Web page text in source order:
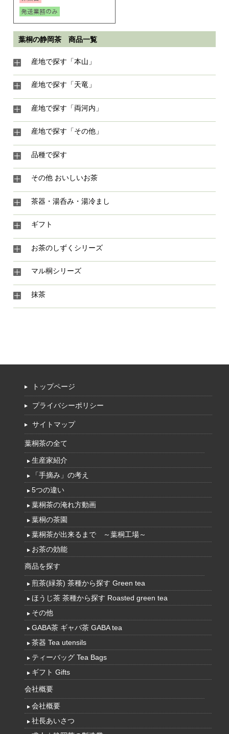
葉桐の静岡茶 商品一覧
産地で探す「本山」
産地で探す「天竜」
産地で探す「両河内」
産地で探す「その他」
品種で探す
その他 おいしいお茶
茶器・湯呑み・湯冷まし
ギフト
お茶のしずくシリーズ
マル桐シリーズ
抹茶
トップページ
プライバシーポリシー
サイトマップ
葉桐茶の全て
生産家紹介
「手摘み」の考え
5つの違い
葉桐茶の淹れ方動画
葉桐の茶園
葉桐茶が出来るまで ～葉桐工場～
お茶の効能
商品を探す
煎茶(緑茶) 茶種から探す Green tea
ほうじ茶 茶種から探す Roasted green tea
その他
GABA茶 ギャバ茶 GABA tea
茶器 Tea utensils
ティーバッグ Tea Bags
ギフト Gifts
会社概要
会社概要
社長あいさつ